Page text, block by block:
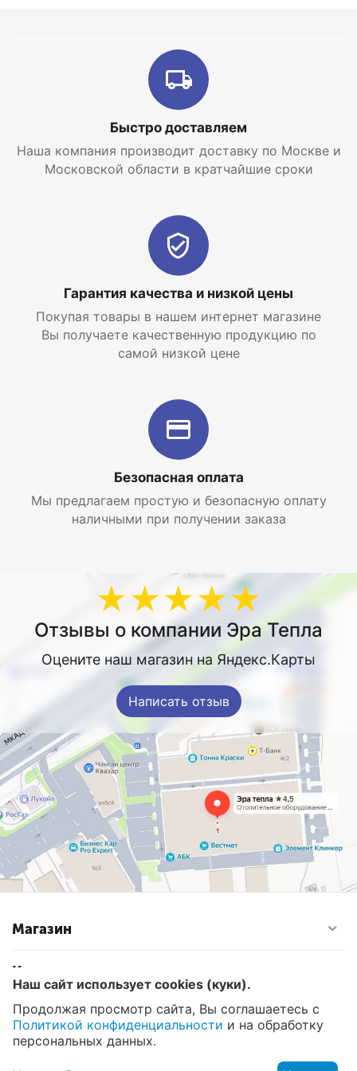
продолжительным сроком гарантии – 7 лет.
Эргономичная панель управления: простое
механическое управление водонагревателя
расположено на фронтальной панели. Требуемая
температура нагрева устанавливается одним
движением регулятора, а разобраться с
управлением после прочтения инструкции может
Удобные настройки: в водонагревателях серии
Thermex Mechanik предустановлено три режима
нагрева: стандартный, ускоренный для быстрого
расхода электроэнергии.
Интернет магазин систем горячего водоснабжения
EraTepla.ru предлагает купить электрический
накопительный водонагреватель Thermex Mechanik
Москве и Московской области.
Быстро доставляем
Наша компания производит доставку по Москве и
Московской области в кратчайшие сроки
Гарантия качества и низкой цены
Покупая товары в нашем интернет магазине
Вы получаете качественную продукцию по
самой низкой цене
Безопасная оплата
Мы предлагаем простую и безопасную оплату
наличными при получении заказа
★★★★★
Отзывы о компании Эра Тепла
Оцените наш магазин на Яндекс.Карты
Написать отзыв
Магазин
Контакты
© 2008 - 2026 Эра Тепла. Интернет магазин отопительных
систем и водоснабжения в Москве
Наш сайт использует cookies (куки).
Продолжая просмотр сайта, Вы соглашаетесь с
Политикой конфиденциальности и на обработку
персональных данных.